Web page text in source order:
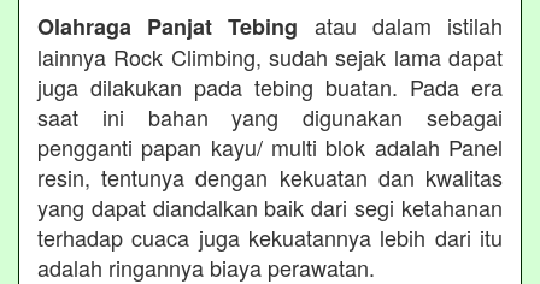
Olahraga Panjat Tebing atau dalam istilah
lainnya Rock Climbing, sudah sejak lama dapat
juga dilakukan pada tebing buatan. Pada era
saat ini bahan yang digunakan sebagai
pengganti papan kayu/ multi blok adalah Panel
resin, tentunya dengan kekuatan dan kwalitas
yang dapat diandalkan baik dari segi ketahanan
terhadap cuaca juga kekuatannya lebih dari itu
adalah ringannya biaya perawatan.